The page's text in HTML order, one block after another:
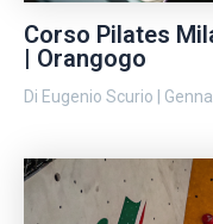
Corso Pilates
| Orangogo
Di Eugenio Scurio